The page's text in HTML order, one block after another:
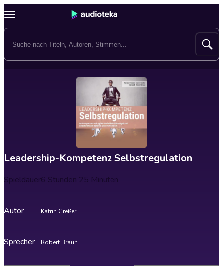
Leadership-Kompetenz Selbstregulation
Spieldauer6 Stunden 25 Minuten
Autor Katrin Greßer
Sprecher Robert Braun